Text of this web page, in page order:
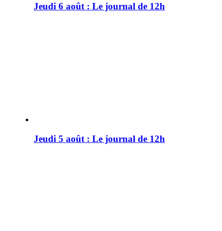
Jeudi 6 août : Le journal de 12h
Jeudi 5 août : Le journal de 12h